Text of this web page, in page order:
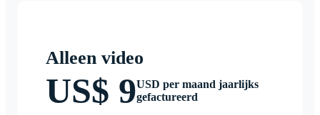
Alleen video
US$ 9USD per maand jaarlijks
gefactureerd